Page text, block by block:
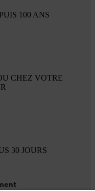
100 ANS
CHEZ VOTRE
30 JOURS